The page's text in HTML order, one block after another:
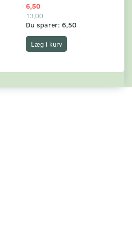
6,50
13,00
Du sparer: 6,50
Læg i kurv